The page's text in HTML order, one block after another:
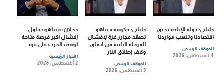
دلياني: دولة الإبادة تخنق
اقتصادنا وتنهب مواردنا
الموقف الرسمي
4 أغسطس، 2026
دلياني: حكومة نتنياهو
تصعّد مجازر غزة لإفشال
المرحلة الثانية من اتفاق
وقف إطلاق النار
الموقف الرسمي
3 أغسطس، 2026
دحلان: نتنياهو يحاول
إفشال أكبر فرصة متاحة
لوقف الحرب على غزة
الاخبار الرئيسية
2 أغسطس، 2026